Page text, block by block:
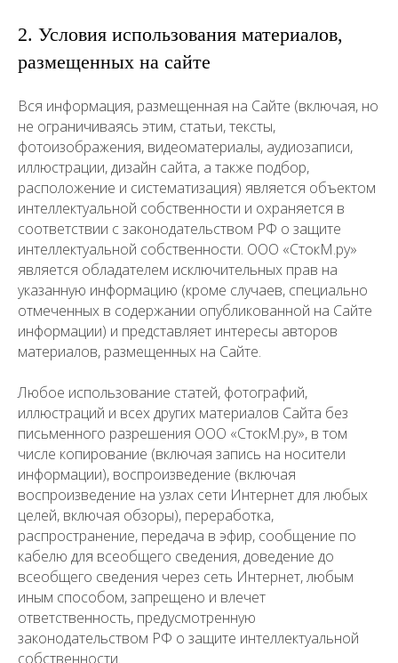
2. Условия использования материалов,
размещенных на сайте
Вся информация, размещенная на Сайте (включая, но
не ограничиваясь этим, статьи, тексты,
фотоизображения, видеоматериалы, аудиозаписи,
иллюстрации, дизайн сайта, а также подбор,
расположение и систематизация) является объектом
интеллектуальной собственности и охраняется в
соответствии с законодательством РФ о защите
интеллектуальной собственности. ООО «СтокМ.ру»
является обладателем исключительных прав на
указанную информацию (кроме случаев, специально
отмеченных в содержании опубликованной на Сайте
информации) и представляет интересы авторов
материалов, размещенных на Сайте.
Любое использование статей, фотографий,
иллюстраций и всех других материалов Сайта без
письменного разрешения ООО «СтокМ.ру», в том
числе копирование (включая запись на носители
информации), воспроизведение (включая
воспроизведение на узлах сети Интернет для любых
целей, включая обзоры), переработка,
распространение, передача в эфир, сообщение по
кабелю для всеобщего сведения, доведение до
всеобщего сведения через сеть Интернет, любым
иным способом, запрещено и влечет
ответственность, предусмотренную
законодательством РФ о защите интеллектуальной
собственности.